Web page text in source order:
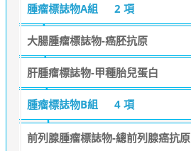
腫瘤標誌物A組 2 項
大腸腫瘤標誌物-癌胚抗原
肝腫瘤標誌物-甲種胎兒蛋白
腫瘤標誌物B組 4 項
前列腺腫瘤標誌物-總前列腺癌抗原